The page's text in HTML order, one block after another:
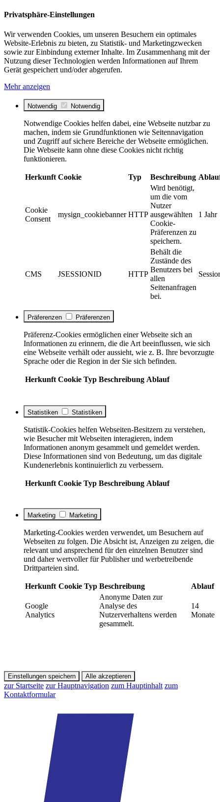
Privatsphäre-Einstellungen
Wir verwenden Cookies, um unseren Besuchern ein optimales
Website-Erlebnis zu bieten, zu Statistik- und Marketingzwecken
sowie zur Einbindung externer Inhalte. Im Zusammenhang mit der
Nutzung dieser Technologien werden Informationen auf Ihrem
Gerät gespeichert und/oder abgerufen.
Mehr anzeigen
Notwendig Notwendig
Notwendige Cookies helfen dabei, eine Webseite nutzbar zu
machen, indem sie Grundfunktionen wie Seitennavigation
und Zugriff auf sichere Bereiche der Webseite ermöglichen.
Die Webseite kann ohne diese Cookies nicht richtig
funktionieren.
Herkunft Cookie Typ Beschreibung
Cookie
Consent
mysign_cookiebanner HTTP
Wird benötigt,
um die vom
Nutzer
ausgewählten
Cookie-
Präferenzen zu
speichern.
1 Jahr
CMS JSESSIONID HTTP
Behält die
Zustände des
Benutzers bei
allen
Seitenanfragen
bei.
Präferenzen Präferenzen
Präferenz-Cookies ermöglichen einer Webseite sich an
Informationen zu erinnern, die die Art beeinflussen, wie sich
eine Webseite verhält oder aussieht, wie z. B. Ihre bevorzugte
Sprache oder die Region in der Sie sich befinden.
Herkunft Cookie Typ Beschreibung Ablauf
Statistiken Statistiken
Statistik-Cookies helfen Webseiten-Besitzern zu verstehen,
wie Besucher mit Webseiten interagieren, indem
Informationen anonym gesammelt und gemeldet werden.
Diese Informationen sind von Bedeutung, um das digitale
Kundenerlebnis kontinuierlich zu verbessern.
Herkunft Cookie Typ Beschreibung Ablauf
Marketing Marketing
Marketing-Cookies werden verwendet, um Besuchern auf
Webseiten zu folgen. Die Absicht ist, Anzeigen zu zeigen, die
relevant und ansprechend für den einzelnen Benutzer sind
und daher wertvoller für Publisher und werbetreibende
Drittparteien sind.
Herkunft Cookie Typ Beschreibung Ablauf
Google
Analytics
Anonyme Daten zur
Analyse des
Nutzerverhaltens werden
gesammelt.
14
Monate
Einstellungen speichern Alle akzeptieren
zur Startseite zur Hauptnavigation zum Hauptinhalt zum
Kontaktformular